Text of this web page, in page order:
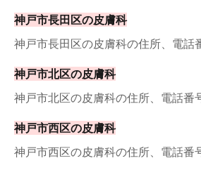
神戸市長田区の皮膚科
神戸市長田区の皮膚科の住所、電話
神戸市北区の皮膚科
神戸市北区の皮膚科の住所、電話番
神戸市西区の皮膚科
神戸市西区の皮膚科の住所、電話番